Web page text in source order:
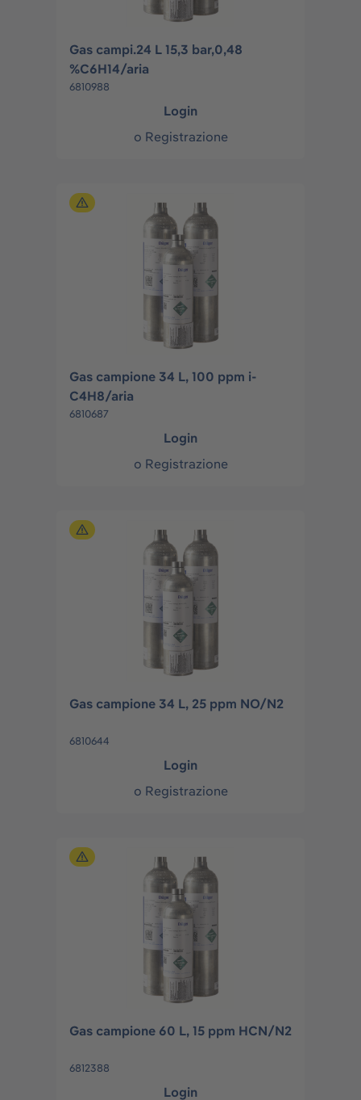
Gas campi.24 L 15,3 bar,0,48
%C6H14/aria
6810988
Login
o Registrazione
Gas campione 34 L, 100 ppm i-
C4H8/aria
6810687
Login
o Registrazione
Gas campione 34 L, 25 ppm NO/N2
6810644
Login
o Registrazione
Gas campione 60 L, 15 ppm HCN/N2
6812388
Login